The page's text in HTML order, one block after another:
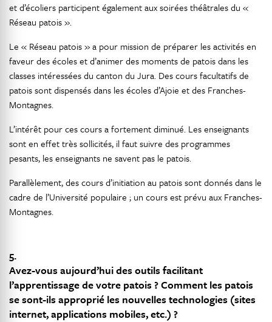
et d’écoliers participent également aux soirées théâtrales du «
Réseau patois ».
Le « Réseau patois » a pour mission de préparer les activités en
faveur des écoles et d’animer des moments de patois dans les
classes intéressées du canton du Jura. Des cours facultatifs de
patois sont dispensés dans les écoles d’Ajoie et des Franches-
Montagnes.
L’intérêt pour ces cours a fortement diminué. Les enseignants
sont en effet très sollicités, il faut suivre des programmes
pesants, les enseignants ne savent pas le patois.
Parallèlement, des cours d’initiation au patois sont donnés dans le
cadre de l’Université populaire ; un cours est prévu aux Franches-
Montagnes.
5.
Avez-vous aujourd’hui des outils facilitant
l’apprentissage de votre patois ? Comment les patois
se sont-ils approprié les nouvelles technologies (sites
internet, applications mobiles, etc.) ?